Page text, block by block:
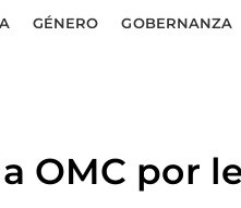
GÉNERO GOBERNANZA
OMC por